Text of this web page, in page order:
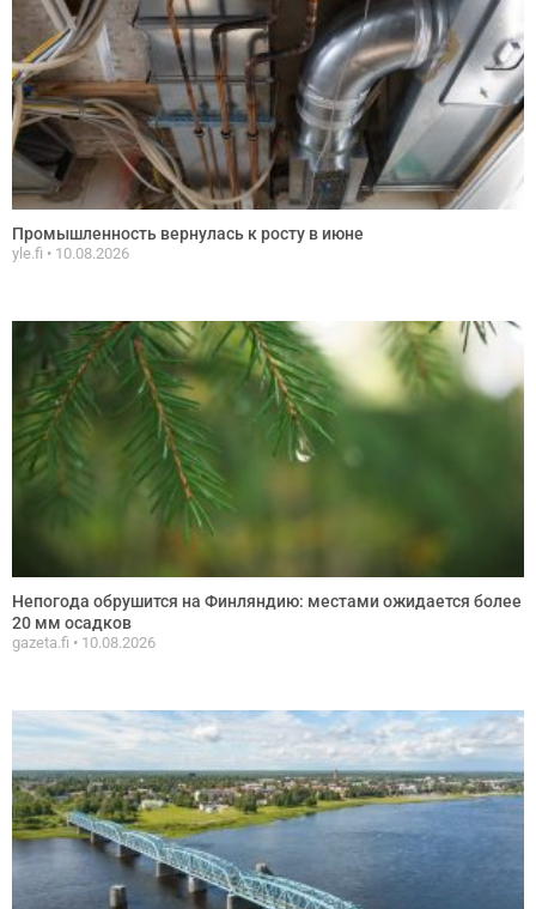
Промышленность вернулась к росту в июне
yle.fi 10.08.2026
Непогода обрушится на Финляндию: местами ожидается более
20 мм осадков
gazeta.fi 10.08.2026